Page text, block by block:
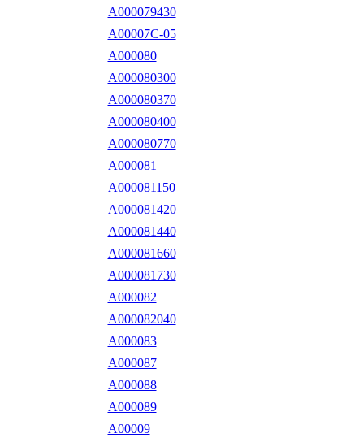
A000079430
A00007C-05
A000080
A000080300
A000080370
A000080400
A000080770
A000081
A000081150
A000081420
A000081440
A000081660
A000081730
A000082
A000082040
A000083
A000087
A000088
A000089
A00009